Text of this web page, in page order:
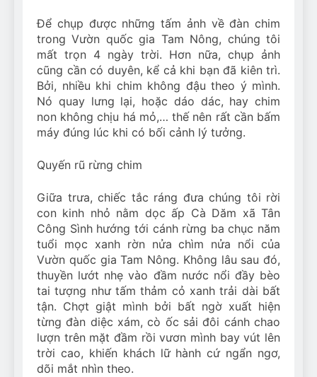
Để chụp được những tấm ảnh về đàn chim
trong Vườn quốc gia Tam Nông, chúng tôi
mất trọn 4 ngày trời. Hơn nữa, chụp ảnh
cũng cần có duyên, kể cả khi bạn đã kiên trì.
Bởi, nhiều khi chim không đậu theo ý mình.
Nó quay lưng lại, hoặc dáo dác, hay chim
non không chịu há mỏ,… thế nên rất cần bấm
máy đúng lúc khi có bối cảnh lý tưởng.
Quyến rũ rừng chim
Giữa trưa, chiếc tắc ráng đưa chúng tôi rời
con kinh nhỏ nằm dọc ấp Cà Dăm xã Tân
Công Sình hướng tới cánh rừng ba chục năm
tuổi mọc xanh rờn nửa chìm nửa nổi của
Vườn quốc gia Tam Nông. Không lâu sau đó,
thuyền lướt nhẹ vào đầm nước nổi đầy bèo
tai tượng như tấm thảm cỏ xanh trải dài bất
tận. Chợt giật mình bởi bất ngờ xuất hiện
từng đàn diệc xám, cò ốc sải đôi cánh chao
lượn trên mặt đầm rồi vươn mình bay vút lên
trời cao, khiến khách lữ hành cứ ngẩn ngơ,
dõi mắt nhìn theo.